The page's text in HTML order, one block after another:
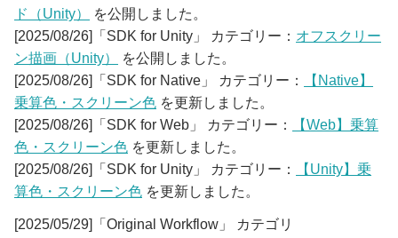
ド（Unity）
を公開しました。
[2025/08/26]「SDK for Unity」 カテゴリー： オフスクリー
ン描画（Unity）
を公開しました。
[2025/08/26]「SDK for Native」 カテゴリー：
【Native】
乗算色・スクリーン色 を更新しました。
[2025/08/26]「SDK for Web」 カテゴリー：
【Web】乗算
色・スクリーン色 を更新しました。
[2025/08/26]「SDK for Unity」 カテゴリー：
【Unity】乗
算色・スクリーン色 を更新しました。
[2025/05/29]「Original Workflow」 カテゴリ